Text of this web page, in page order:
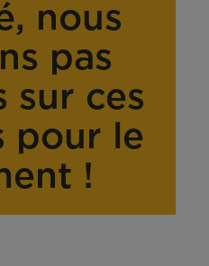
nous
pas
sur ces
pour le
!